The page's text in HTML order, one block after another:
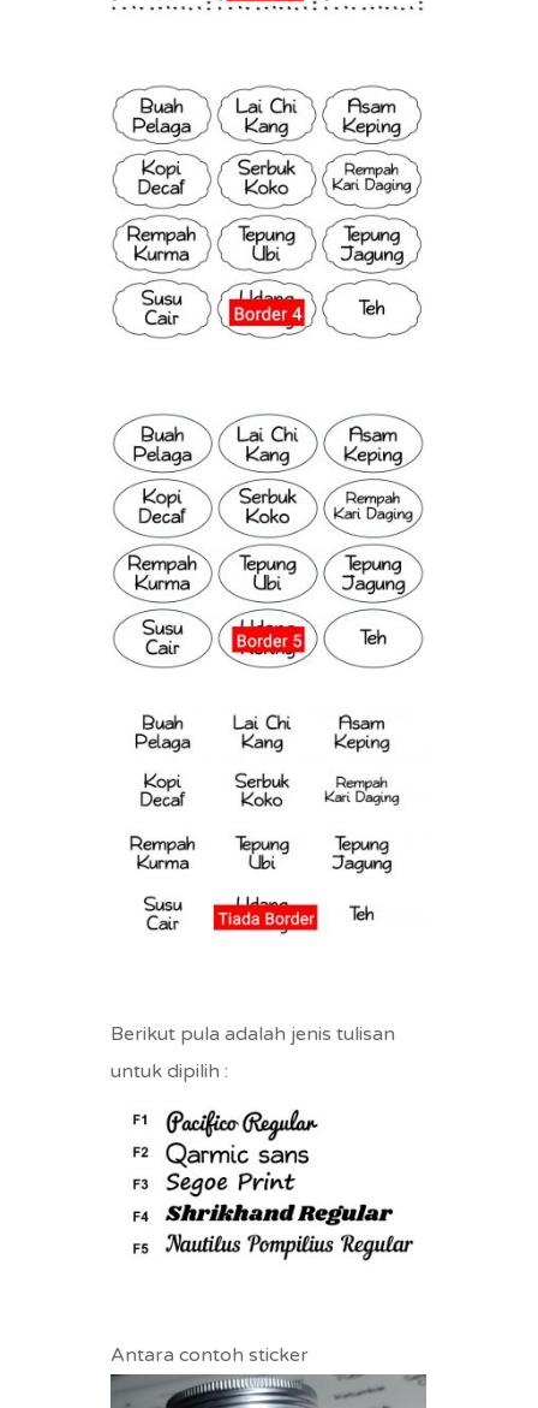
Berikut pula adalah jenis tulisan
untuk dipilih :
Antara contoh sticker